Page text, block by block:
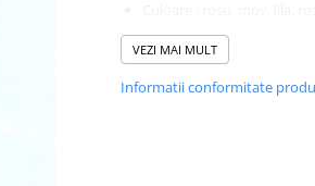
grena, visiniu
Lungime standard : 37.5 cm
Elemente metalice din otel
VEZI MAI MULT
Informatii conformitate